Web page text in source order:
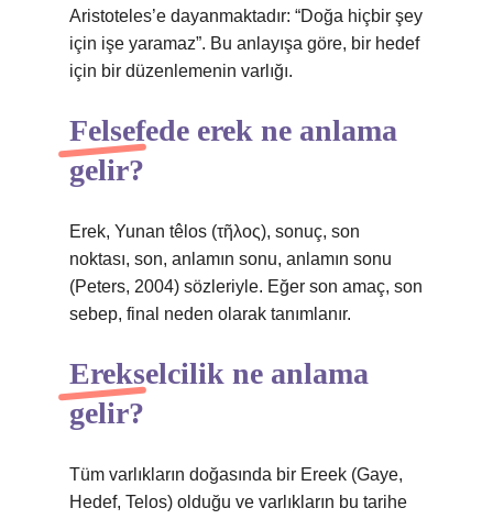
Aristoteles’e dayanmaktadır: “Doğa hiçbir şey
için işe yaramaz”. Bu anlayışa göre, bir hedef
için bir düzenlemenin varlığı.
Felsefede erek ne anlama
gelir?
Erek, Yunan têlos (τῆλος), sonuç, son
noktası, son, anlamın sonu, anlamın sonu
(Peters, 2004) sözleriyle. Eğer son amaç, son
sebep, final neden olarak tanımlanır.
Erekselcilik ne anlama
gelir?
Tüm varlıkların doğasında bir Ereek (Gaye,
Hedef, Telos) olduğu ve varlıkların bu tarihe